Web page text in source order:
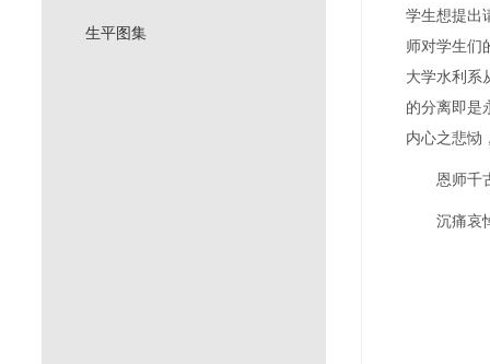
生平图集
学生想提出
师对学生们
大学水利系
的分离即是
内心之悲恸
恩师千
沉痛哀